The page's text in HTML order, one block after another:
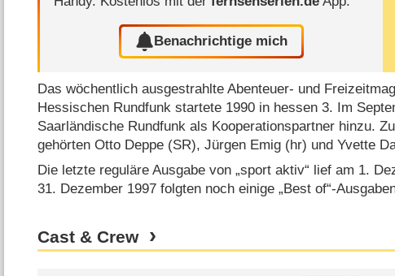
Benachrichtige mich
Das wöchentlich ausgestrahlte Abenteuer- und
Hessischen Rundfunk startete 1990 in hessen 3. Im
Saarländische Rundfunk als Kooperationspartner hinzu.
gehörten Otto Deppe (SR), Jürgen Emig (hr) und Yvette
Die letzte reguläre Ausgabe von „sport aktiv“ lief am 1.
31. Dezember 1997 folgten noch einige „Best of“-
Cast & Crew